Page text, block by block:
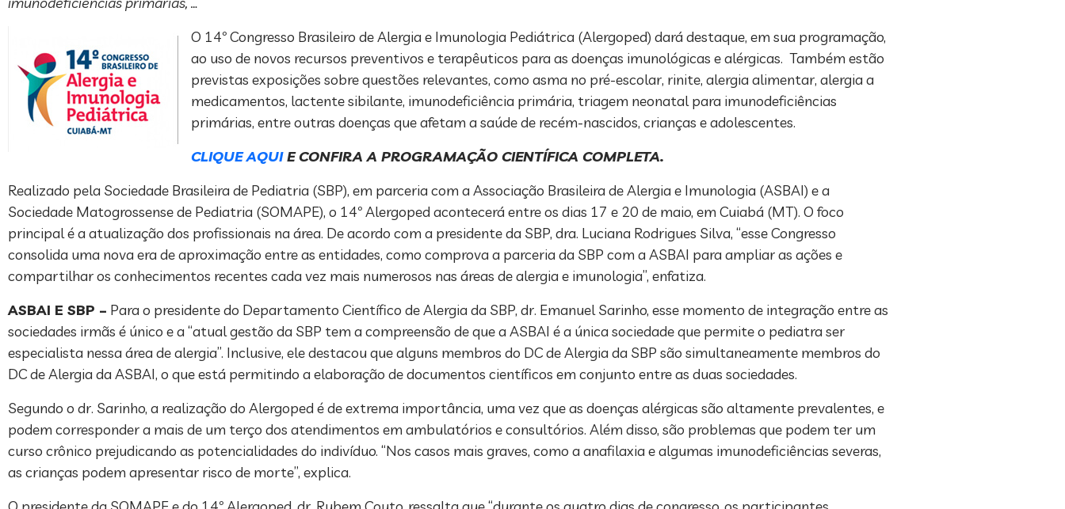
O 14º Congresso Brasileiro de Alergia e Imunologia Pediátrica (Alergoped) dará destaque, em sua programação,
ao uso de novos recursos preventivos e terapêuticos para as doenças imunológicas e alérgicas. Também estão
previstas exposições sobre questões relevantes, como asma no pré-escolar, rinite, alergia alimentar, alergia a
medicamentos, lactente sibilante, imunodeficiência primária, triagem neonatal para imunodeficiências
primárias, entre outras doenças que afetam a saúde de recém-nascidos, crianças e adolescentes.
CLIQUE AQUIE CONFIRA A PROGRAMAÇÃO CIENTÍFICA COMPLETA.
Realizado pela Sociedade Brasileira de Pediatria (SBP), em parceria com a Associação Brasileira de Alergia e Imunologia (ASBAI) e a
Sociedade Matogrossense de Pediatria (SOMAPE), o 14º Alergoped acontecerá entre os dias 17 e 20 de maio, em Cuiabá (MT). O foco
principal é a atualização dos profissionais na área. De acordo com a presidente da SBP, dra. Luciana Rodrigues Silva, “esse Congresso
consolida uma nova era de aproximação entre as entidades, como comprova a parceria da SBP com a ASBAI para ampliar as ações e
compartilhar os conhecimentos recentes cada vez mais numerosos nas áreas de alergia e imunologia”, enfatiza.
ASBAI E SBP – Para o presidente do Departamento Científico de Alergia da SBP, dr. Emanuel Sarinho, esse momento de integração entre as
sociedades irmãs é único e a “atual gestão da SBP tem a compreensão de que a ASBAI é a única sociedade que permite o pediatra ser
especialista nessa área de alergia”. Inclusive, ele destacou que alguns membros do DC de Alergia da SBP são simultaneamente membros do
DC de Alergia da ASBAI, o que está permitindo a elaboração de documentos científicos em conjunto entre as duas sociedades.
Segundo o dr. Sarinho, a realização do Alergoped é de extrema importância, uma vez que as doenças alérgicas são altamente prevalentes, e
podem corresponder a mais de um terço dos atendimentos em ambulatórios e consultórios. Além disso, são problemas que podem ter um
curso crônico prejudicando as potencialidades do indivíduo. “Nos casos mais graves, como a anafilaxia e algumas imunodeficiências severas,
as crianças podem apresentar risco de morte”, explica.